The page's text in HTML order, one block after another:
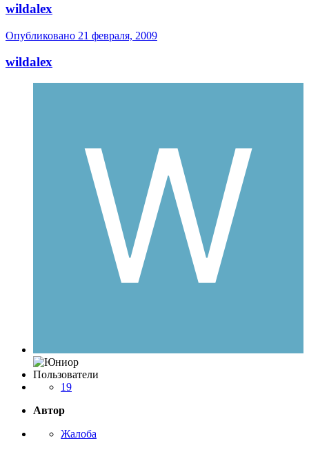
wildalex
Опубликовано 21 февраля, 2009
wildalex
Пользователи
19
Автор
Жалоба